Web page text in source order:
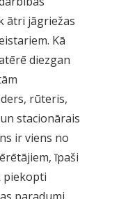
ātri jāgriežas
Kā
diezgan
rūteris,
stacionārais
ir viens no
īpaši
piekopti
paradumi.